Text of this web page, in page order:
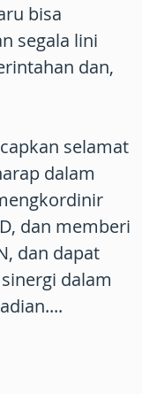
bisa
segala lini
dan,
selamat
dalam
dan memberi
dan dapat
dalam